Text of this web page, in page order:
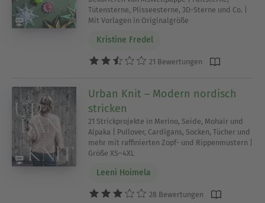
Tütensterne, Plisseesterne, 3D-Sterne und Co. |
Mit Vorlagen in Originalgröße
Kristine Fredel
21 Bewertungen
Urban Knit – Modern nordisch
stricken
21 Strickprojekte in Merino, Seide, Mohair und
Alpaka | Pullover, Cardigans, Socken, Tücher und
mehr mit raffinierten Zopf- und Rippenmustern |
Größe XS–4XL
Leeni Hoimela
28 Bewertungen